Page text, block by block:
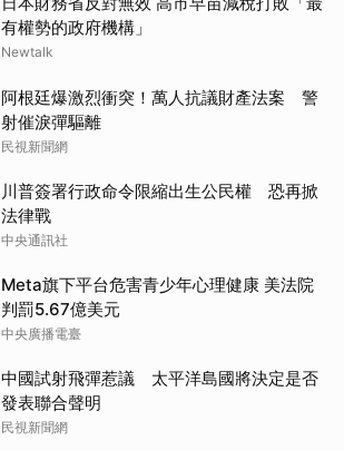
有權勢的政府機構」
Newtalk
阿根廷爆激烈衝突！萬人抗議財產法案 警
射催淚彈驅離
民視新聞網
川普簽署行政命令限縮出生公民權 恐再掀
法律戰
中央通訊社
Meta旗下平台危害青少年心理健康 美法院
判罰5.67億美元
中央廣播電臺
中國試射飛彈惹議 太平洋島國將決定是否
發表聯合聲明
民視新聞網